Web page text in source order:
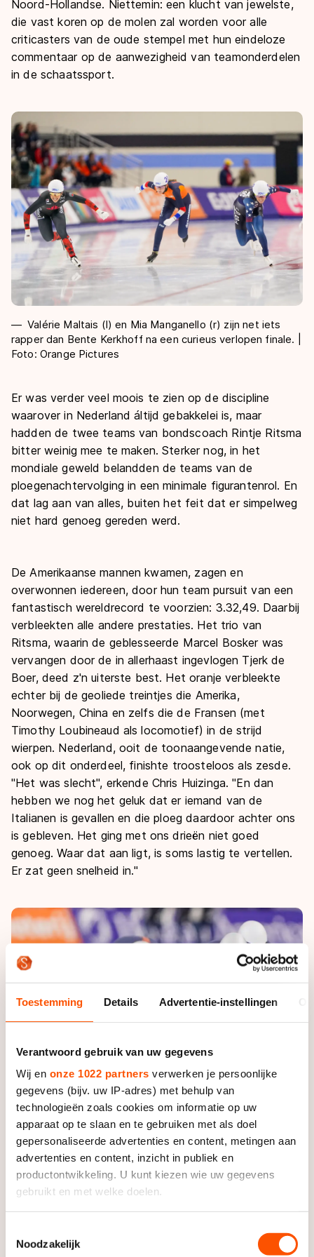
Toestemming Details Advertentie-instellingen
Verantwoord gebruik van uw gegevens
Wij en onze 1022 partners verwerken je persoonlijke
gegevens (bijv. uw IP-adres) met behulp van
technologieën zoals cookies om informatie op uw
apparaat op te slaan en te gebruiken met als doel
gepersonaliseerde advertenties en content, metingen aan
advertenties en content, inzicht in publiek en
productontwikkeling. U kunt kiezen wie uw gegevens
gebruikt en met welke doelen.
Informatie verzamelen over uw geografische locatie,
Noodzakelijk
Noord-Hollandse. Niettemin: een klucht van jewelste,
die vast koren op de molen zal worden voor alle
criticasters van de oude stempel met hun eindeloze
commentaar op de aanwezigheid van teamonderdelen
in de schaatssport.
Valérie Maltais (l) en Mia Manganello (r) zijn net iets
rapper dan Bente Kerkhoff na een curieus verlopen finale. |
Foto: Orange Pictures
Er was verder veel moois te zien op de discipline
waarover in Nederland áltijd gebakkelei is, maar
hadden de twee teams van bondscoach Rintje Ritsma
bitter weinig mee te maken. Sterker nog, in het
mondiale geweld belandden de teams van de
ploegenachtervolging in een minimale figurantenrol. En
dat lag aan van alles, buiten het feit dat er simpelweg
niet hard genoeg gereden werd.
De Amerikaanse mannen kwamen, zagen en
overwonnen iedereen, door hun team pursuit van een
fantastisch wereldrecord te voorzien: 3.32,49. Daarbij
verbleekten alle andere prestaties. Het trio van
Ritsma, waarin de geblesseerde Marcel Bosker was
vervangen door de in allerhaast ingevlogen Tjerk de
Boer, deed z'n uiterste best. Het oranje verbleekte
echter bij de geoliede treintjes die Amerika,
Noorwegen, China en zelfs die de Fransen (met
Timothy Loubineaud als locomotief) in de strijd
wierpen. Nederland, ooit de toonaangevende natie,
ook op dit onderdeel, finishte troosteloos als zesde.
"Het was slecht", erkende Chris Huizinga. "En dan
hebben we nog het geluk dat er iemand van de
Italianen is gevallen en die ploeg daardoor achter ons
is gebleven. Het ging met ons drieën niet goed
genoeg. Waar dat aan ligt, is soms lastig te vertellen.
Er zat geen snelheid in."